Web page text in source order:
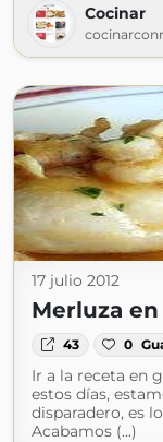
Cocinar
17 julio 2012
Merluza
43 0
Ir a la receta en
estos días,
disparadero, es
Acabamos (...)